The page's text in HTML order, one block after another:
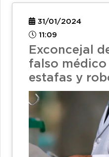
31/01/2024
11:09
Exconcejal
falso médico
estafas y